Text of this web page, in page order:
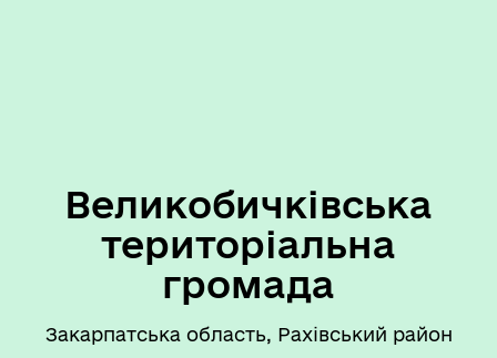
Великобичківська
територіальна
громада
Закарпатська область, Рахівський район